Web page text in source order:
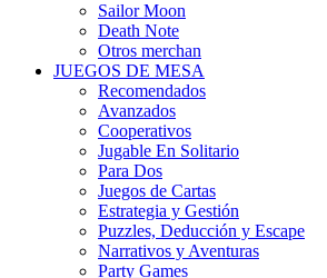
Sailor Moon
Death Note
Otros merchan
JUEGOS DE MESA
Recomendados
Avanzados
Cooperativos
Jugable En Solitario
Para Dos
Juegos de Cartas
Estrategia y Gestión
Puzzles, Deducción y Escape
Narrativos y Aventuras
Party Games